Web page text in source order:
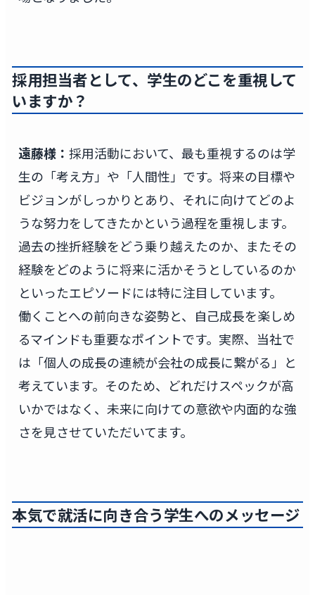
採用担当者として、学生のどこを重視して
いますか？
遠藤様： 採用活動において、最も重視するのは学
生の「考え方」や「人間性」です。将来の目標や
ビジョンがしっかりとあり、それに向けてどのよ
うな努力をしてきたかという過程を重視します。
過去の挫折経験をどう乗り越えたのか、またその
経験をどのように将来に活かそうとしているのか
といったエピソードには特に注目しています。
働くことへの前向きな姿勢と、自己成長を楽しめ
るマインドも重要なポイントです。実際、当社で
は「個人の成長の連続が会社の成長に繋がる」と
考えています。そのため、どれだけスペックが高
いかではなく、未来に向けての意欲や内面的な強
さを見させていただいてます。
本気で就活に向き合う学生へのメッセージ